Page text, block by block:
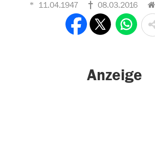
11.04.1947 08.03.2016
Anzeige